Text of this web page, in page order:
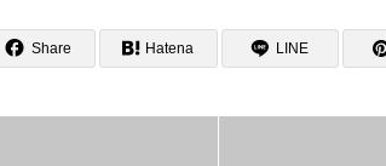
Share Hatena LINE